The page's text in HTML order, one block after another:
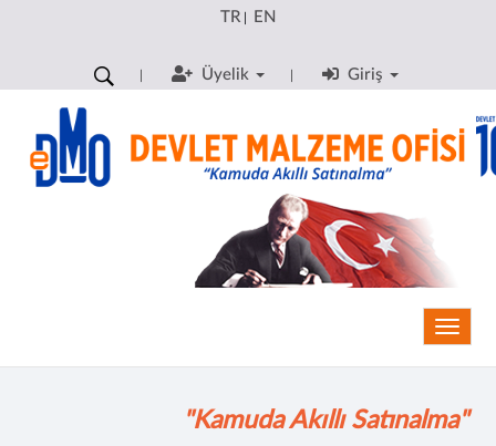
TR| EN
Üyelik Giriş
"Kamuda Akıllı Satınalma"